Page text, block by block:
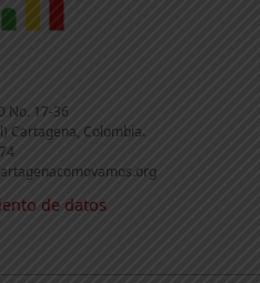
No. 17-36
Cartagena, Colombia.
de datos